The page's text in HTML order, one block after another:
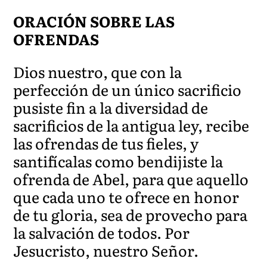
ORACIÓN SOBRE LAS
OFRENDAS
Dios nuestro, que con la
perfección de un único sacrificio
pusiste fin a la diversidad de
sacrificios de la antigua ley, recibe
las ofrendas de tus fieles, y
santifícalas como bendijiste la
ofrenda de Abel, para que aquello
que cada uno te ofrece en honor
de tu gloria, sea de provecho para
la salvación de todos. Por
Jesucristo, nuestro Señor.